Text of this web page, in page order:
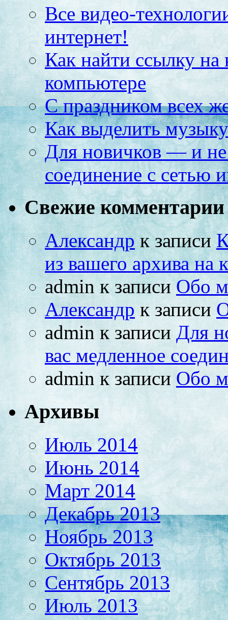
Все видео-
интернет!
Как найти ссылку на
компьютере
С праздником всех
Как выделить
Для новичков — и
соединение с сетью
Свежие комментарии
Александрк записи
из вашего архива на
adminк записиОбо
Александр к записи
admin к записи Для
вас медленное
admin к записи Обо
Архивы
Июль 2014
Июнь 2014
Март 2014
Декабрь 2013
Ноябрь 2013
Октябрь 2013
Сентябрь 2013
Июль 2013